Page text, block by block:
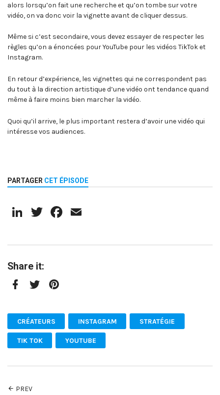
alors lorsqu’on fait une recherche et qu’on tombe sur votre
vidéo, on va donc voir la vignette avant de cliquer dessus.
Même si c’est secondaire, vous devez essayer de respecter les
règles qu’on a énoncées pour YouTube pour les vidéos TikTok et
Instagram.
En retour d’expérience, les vignettes qui ne correspondent pas
du tout à la direction artistique d’une vidéo ont tendance quand
même à faire moins bien marcher la vidéo.
Quoi qu’il arrive, le plus important restera d’avoir une vidéo qui
intéresse vos audiences.
PARTAGER CET ÉPISODE
LinkedIn
TwitterFacebook
Share it:
CRÉATEURS INSTAGRAM STRATÉGIE
TIK TOK YOUTUBE
PREV